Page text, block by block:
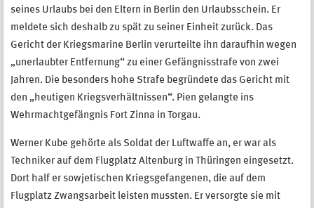
seines Urlaubs bei den Eltern in Berlin den Urlaubsschein. Er
meldete sich deshalb zu spät zu seiner Einheit zurück. Das
Gericht der Kriegsmarine Berlin verurteilte ihn daraufhin wegen
„unerlaubter Entfernung“ zu einer Gefängnisstrafe von zwei
Jahren. Die besonders hohe Strafe begründete das Gericht mit
den „heutigen Kriegsverhältnissen“. Pien gelangte ins
Wehrmachtgefängnis Fort Zinna in Torgau.
Werner Kube gehörte als Soldat der Luftwaffe an, er war als
Techniker auf dem Flugplatz Altenburg in Thüringen eingesetzt.
Dort half er sowjetischen Kriegsgefangenen, die auf dem
Flugplatz Zwangsarbeit leisten mussten. Er versorgte sie mit